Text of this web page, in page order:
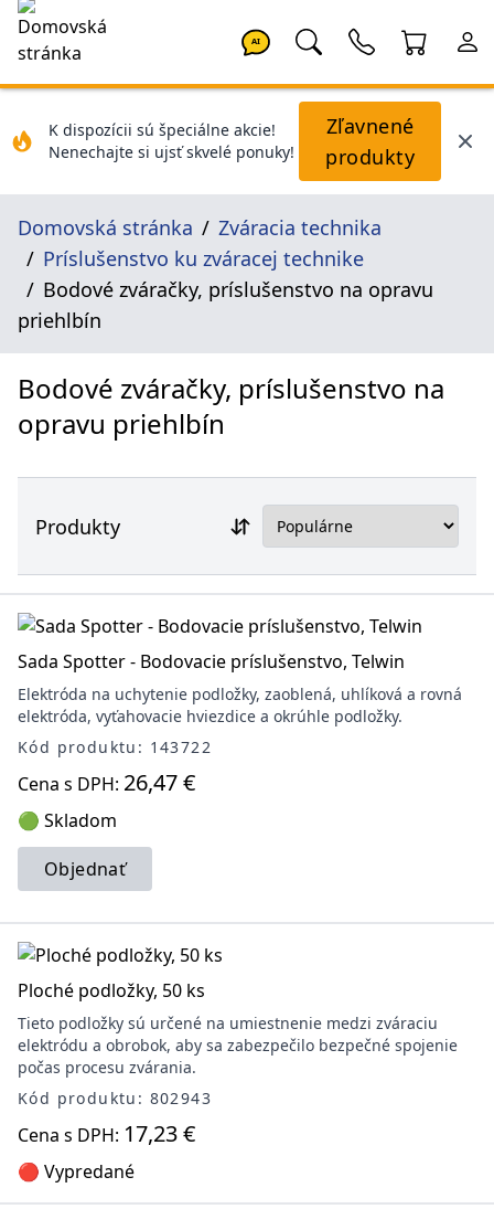
AI
K dispozícii sú špeciálne akcie!
Nenechajte si ujsť skvelé ponuky!
Zľavnené
produkty
Domovská stránka
Zváracia technika
Príslušenstvo ku zváracej technike
Bodové zváračky, príslušenstvo na opravu
priehlbín
Bodové zváračky, príslušenstvo na
opravu priehlbín
Produkty
Sada Spotter - Bodovacie príslušenstvo, Telwin
Elektróda na uchytenie podložky, zaoblená, uhlíková a rovná
elektróda, vyťahovacie hviezdice a okrúhle podložky.
Kód produktu: 143722
Cena s DPH: 26,47 €
🟢 Skladom
Objednať
Ploché podložky, 50 ks
Tieto podložky sú určené na umiestnenie medzi zváraciu
elektródu a obrobok, aby sa zabezpečilo bezpečné spojenie
počas procesu zvárania.
Kód produktu: 802943
Cena s DPH: 17,23 €
🔴 Vypredané